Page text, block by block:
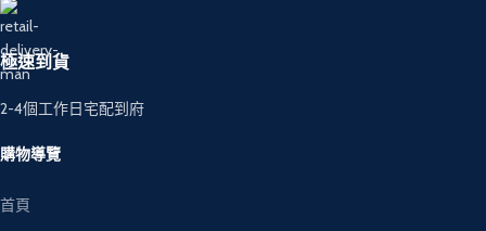
極速到貨
2-4個工作日宅配到府
購物導覽
首頁